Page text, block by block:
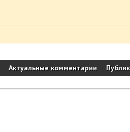
Актуальные комментарии